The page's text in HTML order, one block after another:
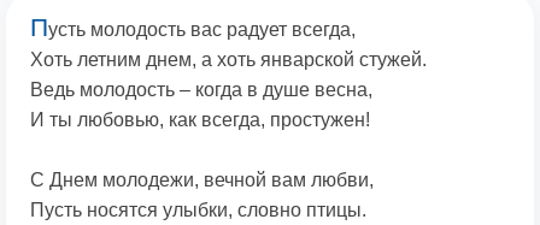
Пусть молодость вас радует всегда,
Хоть летним днем, а хоть январской стужей.
Ведь молодость – когда в душе весна,
И ты любовью, как всегда, простужен!
С Днем молодежи, вечной вам любви,
Пусть носятся улыбки, словно птицы.